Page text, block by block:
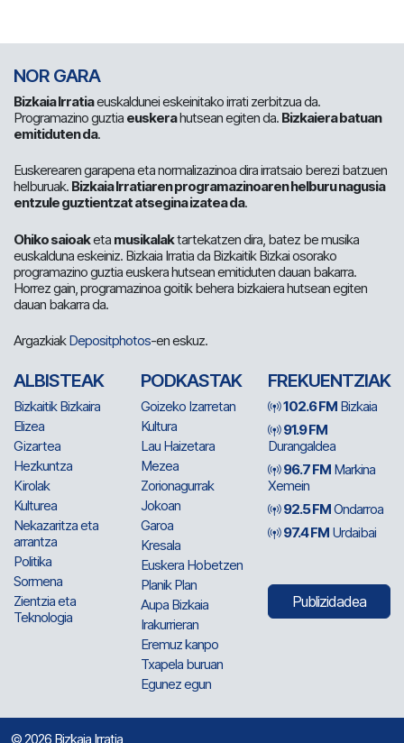
NOR GARA
Bizkaia Irratiaeuskaldunei eskeinitako irrati zerbitzua da.
Programazino guztia euskerahutsean egiten da. Bizkaiera batuan
emitiduten da.
Euskerearen garapena eta normalizazinoa dira irratsaio berezi batzuen
helburuak. Bizkaia Irratiaren programazinoaren helburu nagusia
entzule guztientzat atsegina izatea da.
Ohiko saioaketa musikalaktartekatzen dira, batez be musika
euskalduna eskeiniz. Bizkaia Irratia da Bizkaitik Bizkai osorako
programazino guztia euskera hutsean emitiduten dauan bakarra.
Horrez gain, programazinoa goitik behera bizkaiera hutsean egiten
dauan bakarra da.
ArgazkiakDepositphotos-en eskuz.
ALBISTEAK
Bizkaitik Bizkaira
Elizea
Gizartea
Hezkuntza
Kirolak
Kulturea
Nekazaritza eta
arrantza
Politika
Sormena
Zientzia eta
Teknologia
PODKASTAK
Goizeko Izarretan
Kultura
Lau Haizetara
Mezea
Zorionagurrak
Jokoan
Garoa
Kresala
Euskera Hobetzen
Planik Plan
Aupa Bizkaia
Irakurrieran
Eremuz kanpo
Txapela buruan
Egunez egun
FREKUENTZIAK
102.6 FM Bizkaia
91.9 FM
Durangaldea
96.7 FM Markina
Xemein
92.5 FMOndarroa
97.4 FM Urdaibai
Publizidadea
© 2026 Bizkaia Irratia